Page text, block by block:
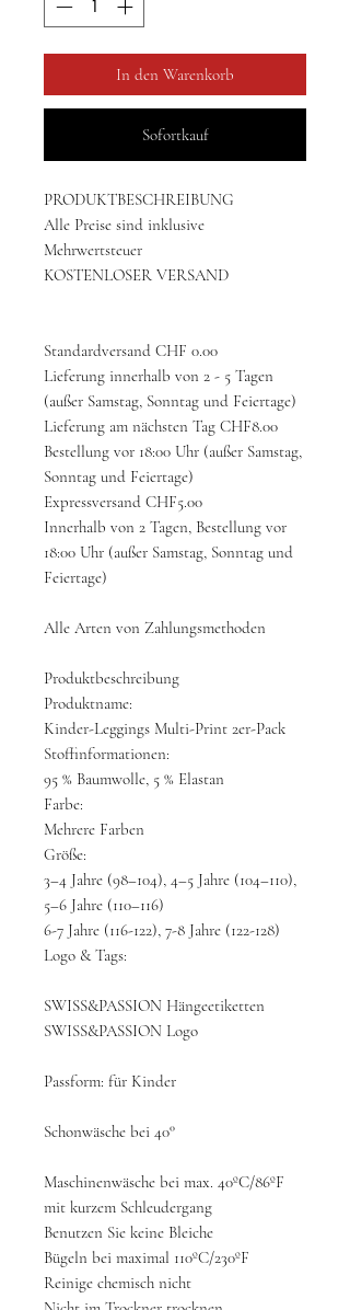
In den Warenkorb
Sofortkauf
PRODUKTBESCHREIBUNG
Alle Preise sind inklusive
Mehrwertsteuer
KOSTENLOSER VERSAND
Standardversand CHF 0.00
Lieferung innerhalb von 2 - 5 Tagen
(außer Samstag, Sonntag und Feiertage)
Lieferung am nächsten Tag CHF8.00
Bestellung vor 18:00 Uhr (außer Samstag,
Sonntag und Feiertage)
Expressversand CHF5.00
Innerhalb von 2 Tagen, Bestellung vor
18:00 Uhr (außer Samstag, Sonntag und
Feiertage)
Alle Arten von Zahlungsmethoden
Produktbeschreibung
Produktname:
Kinder-Leggings Multi-Print 2er-Pack
Stoffinformationen:
95 % Baumwolle, 5 % Elastan
Farbe:
Mehrere Farben
Größe:
3–4 Jahre (98–104), 4–5 Jahre (104–110),
5–6 Jahre (110–116)
6-7 Jahre (116-122), 7-8 Jahre (122-128)
Logo & Tags:
SWISS&PASSION Hängeetiketten
SWISS&PASSION Logo
Passform: für Kinder
Schonwäsche bei 40°
Maschinenwäsche bei max. 40ºC/86ºF
mit kurzem Schleudergang
Benutzen Sie keine Bleiche
Bügeln bei maximal 110ºC/230ºF
Reinige chemisch nicht